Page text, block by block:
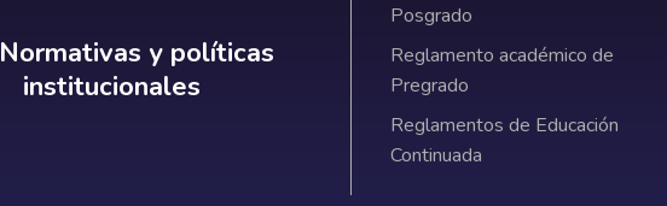
Normativas y políticas institucionales
Normativas y políticas
institucionales
Posgrado
Reglamento académico de
Pregrado
Reglamentos de Educación
Continuada